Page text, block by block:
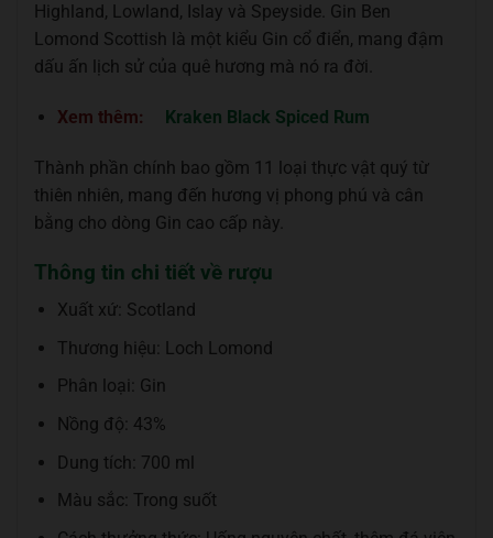
Highland, Lowland, Islay và Speyside. Gin Ben
Lomond Scottish là một kiểu Gin cổ điển, mang đậm
dấu ấn lịch sử của quê hương mà nó ra đời.
Xem thêm: Kraken Black Spiced Rum
Thành phần chính bao gồm 11 loại thực vật quý từ
thiên nhiên, mang đến hương vị phong phú và cân
bằng cho dòng Gin cao cấp này.
Thông tin chi tiết về rượu
Xuất xứ: Scotland
Thương hiệu: Loch Lomond
Phân loại: Gin
Nồng độ: 43%
Dung tích: 700 ml
Màu sắc: Trong suốt